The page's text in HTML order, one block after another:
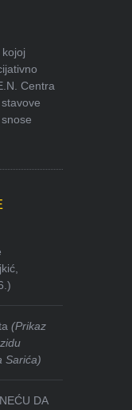
Centra
(Prikaz
Sarića)
DA